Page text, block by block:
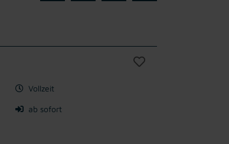
Vollzeit
ab sofort